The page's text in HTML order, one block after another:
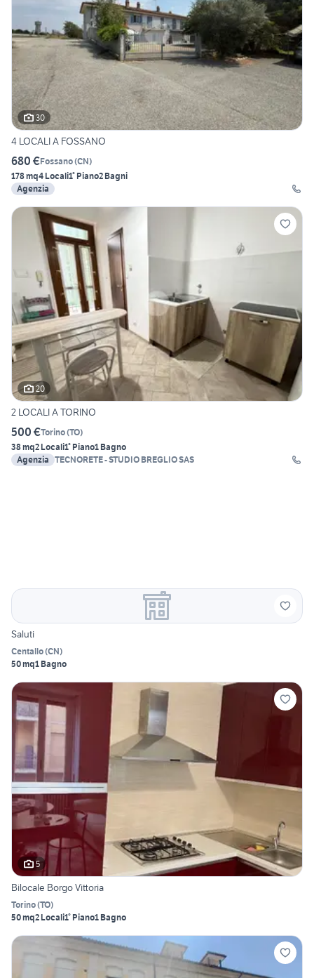
30
4 LOCALI A FOSSANO
680 €Fossano(CN)
178 mq4 Locali1° Piano2 Bagni
Agenzia
20
2 LOCALI A TORINO
500 €Torino(TO)
38 mq2 Locali1° Piano1 Bagno
Agenzia TECNORETE - STUDIO BREGLIO SAS
Saluti
Centallo(CN)
50 mq1 Bagno
5
Bilocale Borgo Vittoria
Torino(TO)
50 mq2 Locali1° Piano1 Bagno